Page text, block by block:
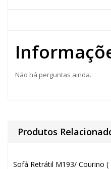
Não há perguntas ainda.
Produtos
Sofá Retrátil M193/ Courino (